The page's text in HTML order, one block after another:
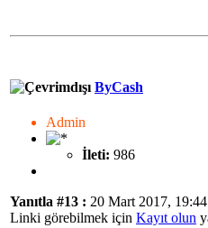
ByCash
Admin
İleti: 986
Yanıtla #13 : 20 Mart 2017,
Linki görebilmek için Kayıt olun